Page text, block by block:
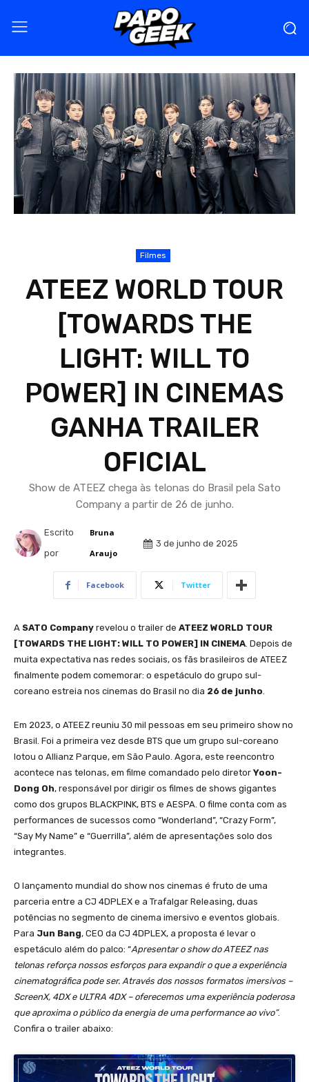
Filmes
ATEEZ WORLD TOUR
[TOWARDS THE
LIGHT: WILL TO
POWER] IN CINEMAS
GANHA TRAILER
OFICIAL
Show de ATEEZ chega às telonas do Brasil pela Sato
Company a partir de 26 de junho.
Escrito
por
Bruna
Araujo
3 de junho de 2025
Facebook Twitter
A SATO Company revelou o trailer de ATEEZ WORLD TOUR
[TOWARDS THE LIGHT: WILL TO POWER] IN CINEMA. Depois de
muita expectativa nas redes sociais, os fãs brasileiros de ATEEZ
finalmente podem comemorar: o espetáculo do grupo sul-
coreano estreia nos cinemas do Brasil no dia 26 de junho.
Em 2023, o ATEEZ reuniu 30 mil pessoas em seu primeiro show no
Brasil. Foi a primeira vez desde BTS que um grupo sul-coreano
lotou o Allianz Parque, em São Paulo. Agora, este reencontro
acontece nas telonas, em filme comandado pelo diretor Yoon-
Dong Oh, responsável por dirigir os filmes de shows gigantes
como dos grupos BLACKPINK, BTS e AESPA. O filme conta com as
performances de sucessos como “Wonderland”, “Crazy Form”,
“Say My Name” e “Guerrilla”, além de apresentações solo dos
integrantes.
O lançamento mundial do show nos cinemas é fruto de uma
parceria entre a CJ 4DPLEX e a Trafalgar Releasing, duas
potências no segmento de cinema imersivo e eventos globais.
Para Jun Bang, CEO da CJ 4DPLEX, a proposta é levar o
espetáculo além do palco: “Apresentar o show do ATEEZ nas
telonas reforça nossos esforços para expandir o que a experiência
cinematográfica pode ser. Através dos nossos formatos imersivos –
ScreenX, 4DX e ULTRA 4DX – oferecemos uma experiência poderosa
que aproxima o público da energia de uma performance ao vivo”.
Confira o trailer abaixo: